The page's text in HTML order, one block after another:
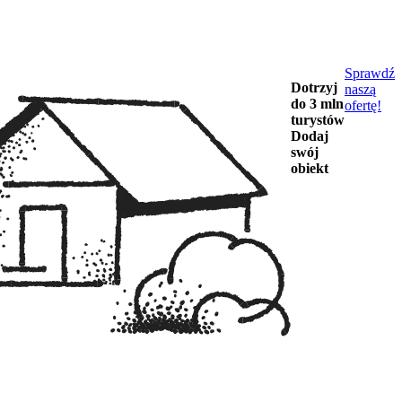
Dotrzyj
do 3 mln
turystów
Dodaj
swój
obiekt
Sprawdź
naszą
ofertę!